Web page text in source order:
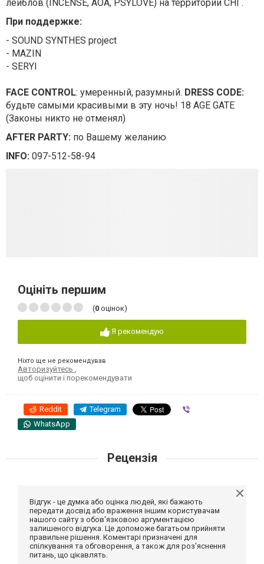
лейблов (INCENSE, AOA, PSYLOVE) на территории СНГ.
При поддержке:
- SOUND SYNTHES project
- MAZIN
- SERYI
FACE CONTROL: умеренный, разумный. DRESS CODE:
будьте самыми красивыми в эту ночь! 18 AGE GATE
(Законы никто не отменял)
AFTER PARTY: по Вашему желанию
INFO: 097-512-58-94
Оцініть першим
(0 оцінок)
Я рекомендую
Ніхто ще не рекомендував
Авторизуйтесь
щоб оцінити і порекомендувати
Reddit Telegram
WhatsApp
Рецензія
Відгук - це думка або оцінка людей, які бажають
передати досвід або враження іншим користувачам
нашого сайту з обов'язковою аргументацією
залишеного відгука. Це допоможе багатьом прийняти
правильне рішення. Коментарі призначені для
спілкування та обговорення, а також для роз'яснення
питань, що цікавлять.